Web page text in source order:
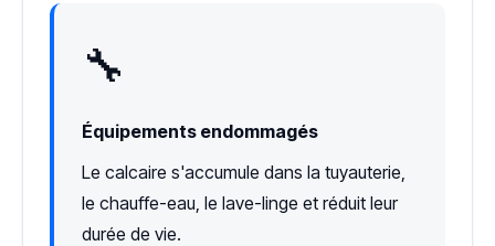
🔧
Équipements endommagés
Le calcaire s'accumule dans la tuyauterie,
le chauffe-eau, le lave-linge et réduit leur
durée de vie.